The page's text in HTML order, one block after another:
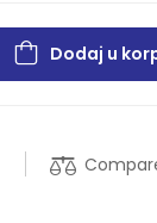
Dodaj u